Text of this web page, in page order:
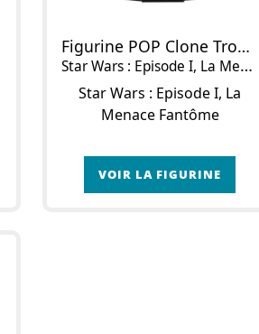
Figurine POP Clone Trooper
Star Wars : Episode I, La Menace Fantôme
Star Wars : Episode I, La
Menace Fantôme
VOIR LA FIGURINE